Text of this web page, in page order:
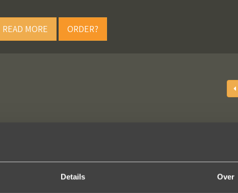
Details Over
READ MORE ORDER?